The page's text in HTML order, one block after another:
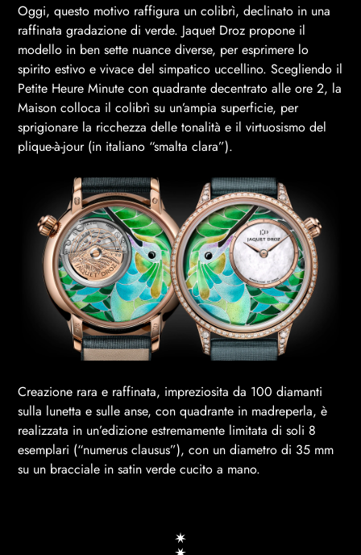
Oggi, questo motivo raffigura un colibrì, declinato in una
raffinata gradazione di verde. Jaquet Droz propone il
modello in ben sette nuance diverse, per esprimere lo
spirito estivo e vivace del simpatico uccellino. Scegliendo il
Petite Heure Minute con quadrante decentrato alle ore 2, la
Maison colloca il colibrì su un’ampia superficie, per
sprigionare la ricchezza delle tonalità e il virtuosismo del
plique-à-jour (in italiano “smalta clara”).
Creazione rara e raffinata, impreziosita da 100 diamanti
sulla lunetta e sulle anse, con quadrante in madreperla, è
realizzata in un’edizione estremamente limitata di soli 8
esemplari (“numerus clausus”), con un diametro di 35 mm
su un bracciale in satin verde cucito a mano.